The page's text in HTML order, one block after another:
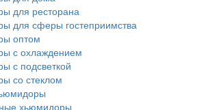
для ресторана
для сферы гостеприимства
оптом
с охлаждением
с подсветкой
со стеклом
хьюмидоры